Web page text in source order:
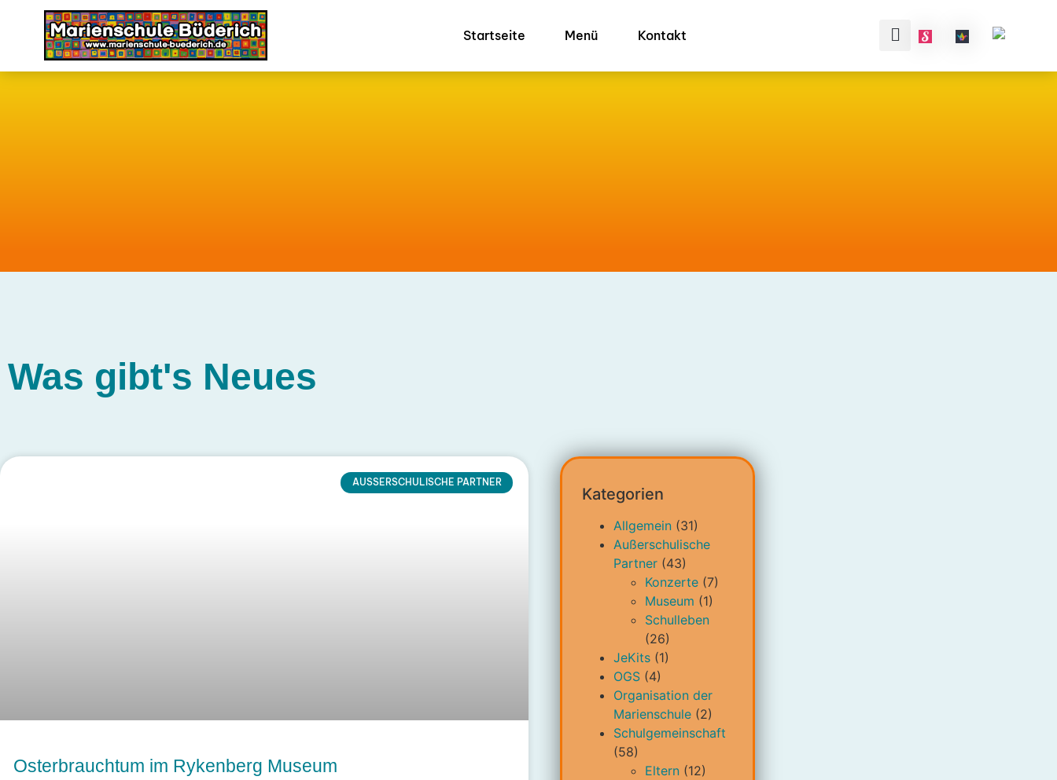
Startseite Menü Kontakt
Was gibt's Neues
AUSSERSCHULISCHE PARTNER
Osterbrauchtum im Rykenberg Museum
Kategorien
Allgemein(31)
Außerschulische
Partner(43)
Konzerte(7)
Museum (1)
Schulleben
(26)
JeKits(1)
OGS(4)
Organisation der
Marienschule(2)
Schulgemeinschaft
(58)
Eltern(12)